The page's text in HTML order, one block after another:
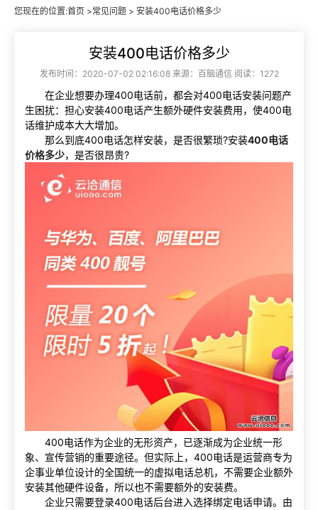
您现在的位置:首页 >常见问题 > 安装400电话价格多少
安装400电话价格多少
发布时间：2020-07-02 02:16:08 来源：百脑通信 阅读：1272
在企业想要办理400电话前，都会对400电话安装问题产
生困扰：担心安装400电话产生额外硬件安装费用，使400电
话维护成本大大增加。
那么到底400电话怎样安装，是否很繁琐?安装400电话
价格多少，是否很昂贵?
400电话作为企业的无形资产，已逐渐成为企业统一形
象、宣传营销的重要途径。但实际上，400电话是运营商专为
企事业单位设计的全国统一的虚拟电话总机，不需要企业额外
安装其他硬件设备，所以也不需要额外的安装费。
企业只需要登录400电话后台进入选择绑定电话申请。由